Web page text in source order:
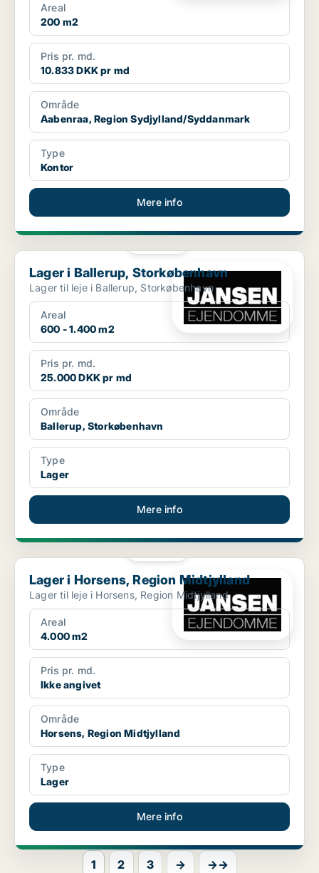
Areal
200 m2
Pris pr. md.
10.833 DKK pr md
Område
Aabenraa, Region Sydjylland/Syddanmark
Type
Kontor
Mere info
Lager i Ballerup, Storkøbenhavn
Lager i Ballerup, Storkøbenhavn
Lager til leje i Ballerup, Storkøbenhavn
Areal
600 - 1.400 m2
Pris pr. md.
25.000 DKK pr md
Område
Ballerup, Storkøbenhavn
Type
Lager
Mere info
Lager i Horsens, Region Midtjylland
Lager i Horsens, Region Midtjylland
Lager til leje i Horsens, Region Midtjylland
Areal
4.000 m2
Pris pr. md.
Ikke angivet
Område
Horsens, Region Midtjylland
Type
Lager
Mere info
1 2 3 → →→